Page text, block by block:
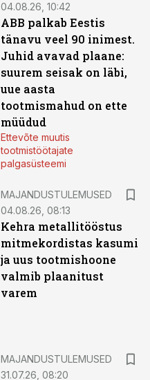
04.08.26, 10:42
ABB palkab Eestis
tänavu veel 90 inimest.
Juhid avavad plaane:
suurem seisak on läbi,
uue aasta
tootmismahud on ette
müüdud
Ettevõte muutis
tootmistöötajate
palgasüsteemi
MAJANDUSTULEMUSED
04.08.26, 08:13
Kehra metallitööstus
mitmekordistas kasumi
ja uus tootmishoone
valmib plaanitust
varem
MAJANDUSTULEMUSED
31.07.26, 08:20